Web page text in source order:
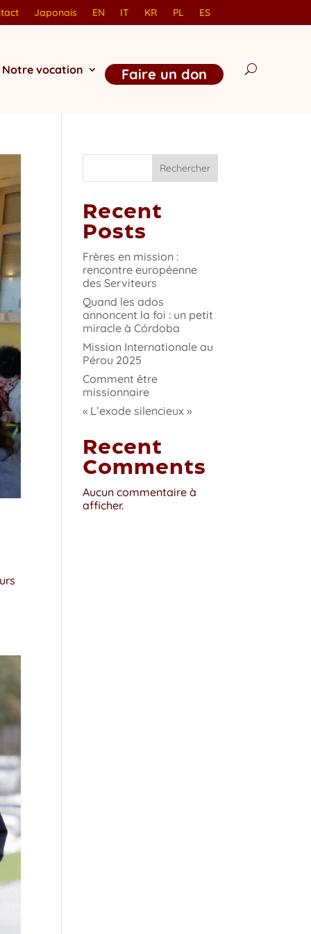
Japonais EN IT KR PL ES
Notre vocation Faire un don
Rechercher
Recent
Posts
Frères en mission :
rencontre européenne
des Serviteurs
Quand les ados
annoncent la foi : un petit
miracle à Córdoba
Mission Internationale au
Pérou 2025
Comment être
missionnaire
« L’exode silencieux »
Recent
Comments
Aucun commentaire à
afficher.